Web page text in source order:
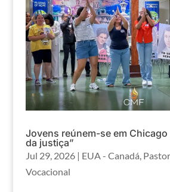
Jovens reúnem-se em
da justiça”
Jul 29, 2026| EUA - Canadá,
Vocacional